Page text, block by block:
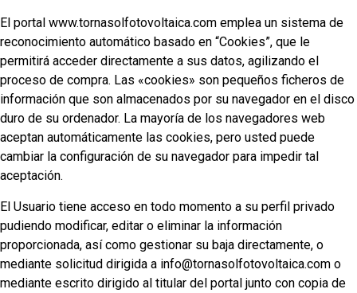
El portal www.tornasolfotovoltaica.com emplea un sistema de
reconocimiento automático basado en “Cookies”, que le
permitirá acceder directamente a sus datos, agilizando el
proceso de compra. Las «cookies» son pequeños ficheros de
información que son almacenados por su navegador en el disco
duro de su ordenador. La mayoría de los navegadores web
aceptan automáticamente las cookies, pero usted puede
cambiar la configuración de su navegador para impedir tal
aceptación.
El Usuario tiene acceso en todo momento a su perfil privado
pudiendo modificar, editar o eliminar la información
proporcionada, así como gestionar su baja directamente, o
mediante solicitud dirigida a info@tornasolfotovoltaica.com o
mediante escrito dirigido al titular del portal junto con copia de